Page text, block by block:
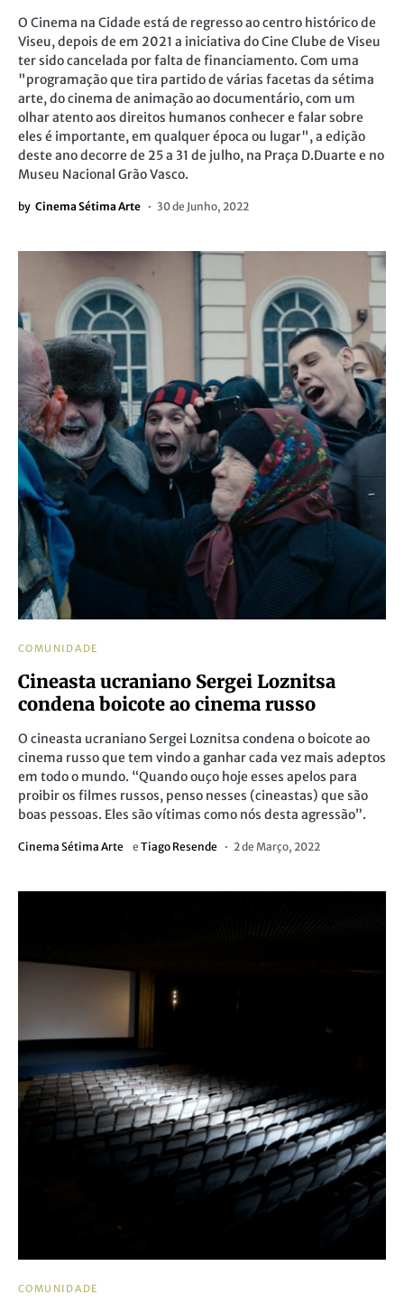
O Cinema na Cidade está de regresso ao centro histórico de
Viseu, depois de em 2021 a iniciativa do Cine Clube de Viseu
ter sido cancelada por falta de financiamento. Com uma
"programação que tira partido de várias facetas da sétima
arte, do cinema de animação ao documentário, com um
olhar atento aos direitos humanos conhecer e falar sobre
eles é importante, em qualquer época ou lugar", a edição
deste ano decorre de 25 a 31 de julho, na Praça D.Duarte e no
Museu Nacional Grão Vasco.
by Cinema Sétima Arte 30 de Junho, 2022
COMUNIDADE
Cineasta ucraniano Sergei Loznitsa
condena boicote ao cinema russo
O cineasta ucraniano Sergei Loznitsa condena o boicote ao
cinema russo que tem vindo a ganhar cada vez mais adeptos
em todo o mundo. “Quando ouço hoje esses apelos para
proibir os filmes russos, penso nesses (cineastas) que são
boas pessoas. Eles são vítimas como nós desta agressão”.
Cinema Sétima Arte e Tiago Resende 2 de Março, 2022
COMUNIDADE